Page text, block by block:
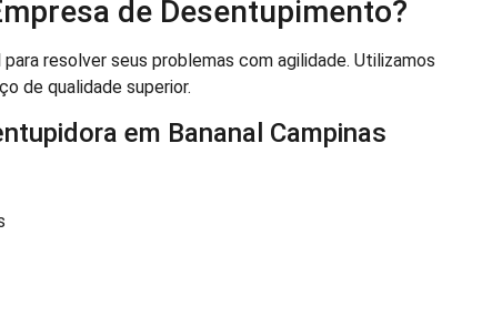
de Desentupimento?
resolver seus problemas com agilidade. Utilizamos
de qualidade superior.
em Bananal Campinas